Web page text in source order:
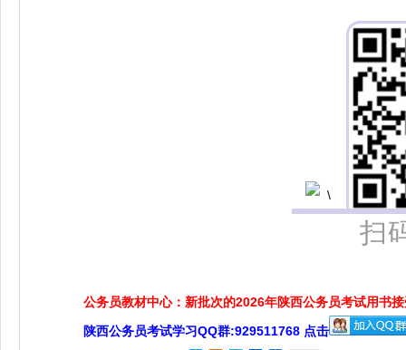
扫
公务员教材中心：新批次的2026年陕西公务员考试用书
陕西公务员考试学习QQ群:929511768 点击